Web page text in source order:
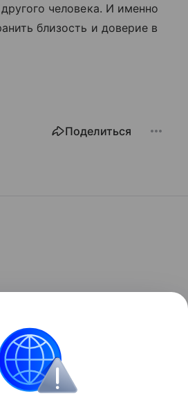
человека. И именно
близость и доверие в
Поделиться